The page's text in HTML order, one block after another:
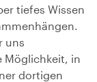
tiefes Wissen
uns
Möglichkeit, in
dortigen